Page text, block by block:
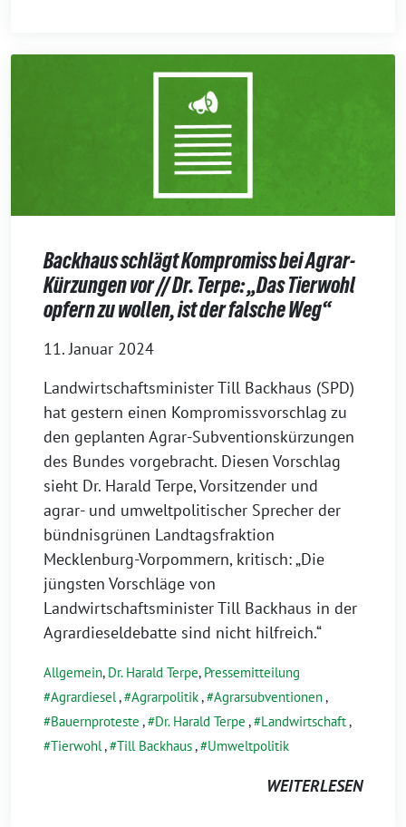
Backhaus schlägt Kompromiss bei Agrar-
Kürzungen vor // Dr. Terpe: „Das Tierwohl
opfern zu wollen, ist der falsche Weg“
11. Januar 2024
Landwirtschaftsminister Till Backhaus (SPD)
hat gestern einen Kompromissvorschlag zu
den geplanten Agrar-Subventionskürzungen
des Bundes vorgebracht. Diesen Vorschlag
sieht Dr. Harald Terpe, Vorsitzender und
agrar- und umweltpolitischer Sprecher der
bündnisgrünen Landtagsfraktion
Mecklenburg-Vorpommern, kritisch: „Die
jüngsten Vorschläge von
Landwirtschaftsminister Till Backhaus in der
Agrardieseldebatte sind nicht hilfreich.“
Allgemein, Dr. Harald Terpe, Pressemitteilung
Agrardiesel, Agrarpolitik, Agrarsubventionen,
Bauernproteste , Dr. Harald Terpe , Landwirtschaft,
Tierwohl, Till Backhaus, Umweltpolitik
WEITERLESEN